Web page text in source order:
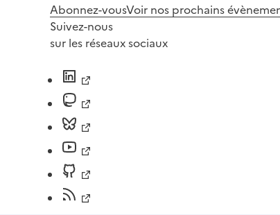
Abonnez-vousVoir nos prochains
Suivez-nous
sur les réseaux sociaux